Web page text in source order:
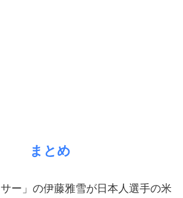
まとめ
サー」の伊藤雅雪が日本人選手の米